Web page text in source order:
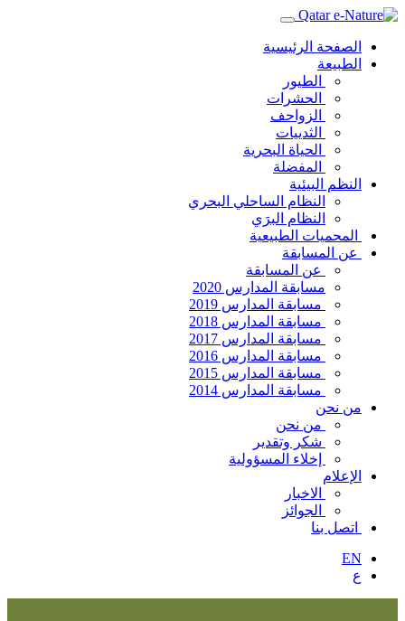
الصفحة الرئيسية
الطبيعة
الطيور
الحشرات
الزواحف
الثدييات
الحياة البحرية
المفضلة
النظم البيئية
النظام الساحلي البحري
النظام البرَي
المحميات الطبيعية
عن المسابقة
عن المسابقة
مسابقة المدارس 2020
مسابقة المدارس 2019
مسابقة المدارس 2018
مسابقة المدارس 2017
مسابقة المدارس 2016
مسابقة المدارس 2015
مسابقة المدارس 2014
من نحن
من نحن
شكر وتقدير
إخلاء المسؤولية
الإعلام
الاخبار
الجوائز
اتصل بنا
EN
ع